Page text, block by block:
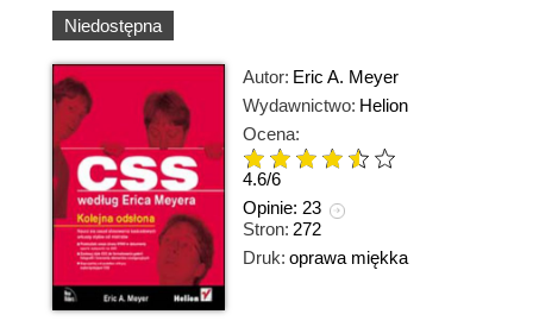
Niedostępna
Autor: Eric A. Meyer
Wydawnictwo: Helion
Ocena:
4.6/6
Opinie: 23
Stron: 272
Druk: oprawa miękka